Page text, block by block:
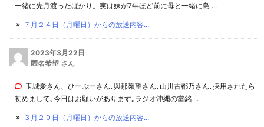
一緒に先月渡ったばかり。実は妹が7年ほど前に母と一緒に島 ...
７月２４日（月曜日）からの放送内容...
2023年3月22日
匿名希望 さん
玉城愛さん、ひーぷーさん､與那嶺望さん､山川古都乃さん､採用されたら
初めまして､今日はお願いがあります｡ラジオ沖縄の當銘 ...
３月２０日（月曜日）からの放送内容...